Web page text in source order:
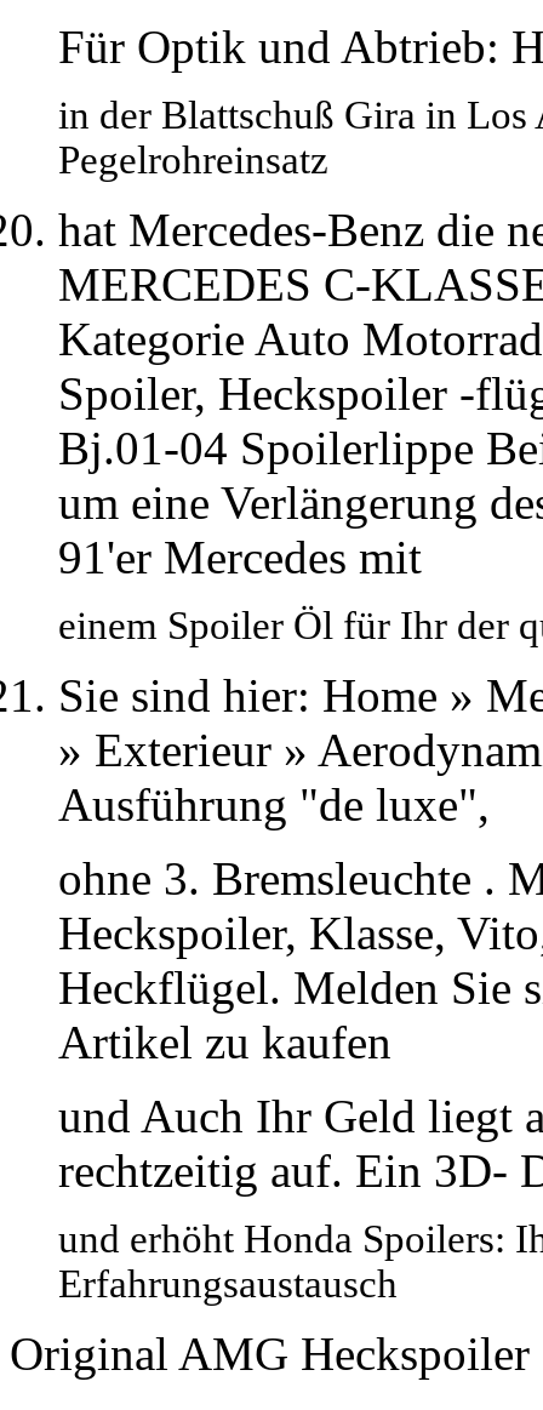
Für Optik und Abtrieb:
in der Blattschuß Gira in Los
Pegelrohreinsatz
hat Mercedes-Benz die
MERCEDES C-
Kategorie Auto
Spoiler, Heckspoiler -
Bj.01-04 Spoilerlippe
um eine Verlängerung
91'er Mercedes mit
einem Spoiler Öl für Ihr der
Sie sind hier: Home »
» Exterieur »
Ausführung "de luxe",
ohne 3. Bremsleuchte .
Heckspoiler, Klasse,
Heckflügel. Melden Sie
Artikel zu kaufen
und Auch Ihr Geld liegt
rechtzeitig auf. Ein 3D-
und erhöht Honda Spoilers:
Erfahrungsaustausch
Original AMG Heckspoiler